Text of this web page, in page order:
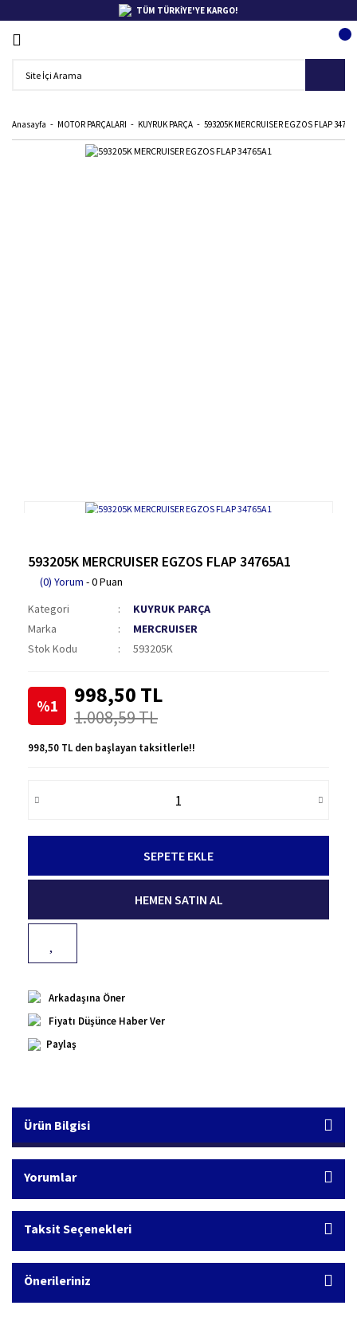
TÜM TÜRKİYE'YE KARGO!
Anasayfa MOTOR PARÇALARI KUYRUK PARÇA 593205K MERCRUISER EGZOS FLAP
593205K MERCRUISER EGZOS FLAP 34765A1
(0) Yorum - 0 Puan
Kategori
KUYRUK PARÇA
Marka
MERCRUISER
Stok Kodu
593205K
%1 998,50 TL
1.008,59 TL
998,50 TL den başlayan taksitlerle!!
SEPETE EKLE
HEMEN SATIN AL
Arkadaşına Öner
Fiyatı Düşünce Haber Ver
Paylaş
Ürün Bilgisi
Yorumlar
Taksit Seçenekleri
Önerileriniz